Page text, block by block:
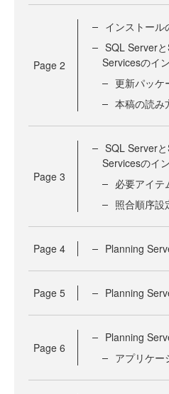
Page 2
インストール
SQL Server
Servicesのイ
更新パッケ
本稿の読み
Page 3
SQL Server
Servicesのイ
必要アイテ
照合順序設
Page 4 Planning
Page 5 Planning
Page 6
Planning
アプリケー